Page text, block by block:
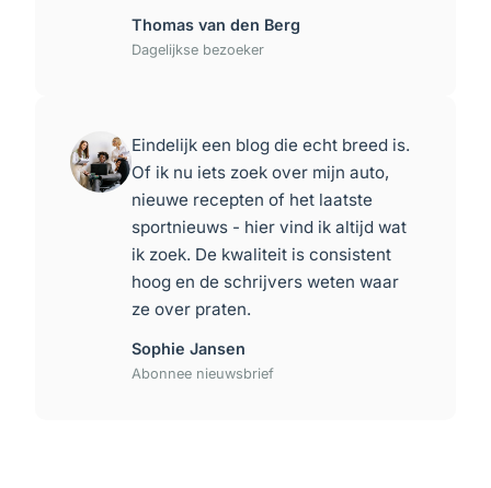
Thomas van den Berg
Dagelijkse bezoeker
Eindelijk een blog die echt breed is.
Of ik nu iets zoek over mijn auto,
nieuwe recepten of het laatste
sportnieuws - hier vind ik altijd wat
ik zoek. De kwaliteit is consistent
hoog en de schrijvers weten waar
ze over praten.
Sophie Jansen
Abonnee nieuwsbrief